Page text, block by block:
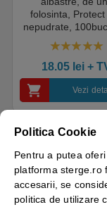
folosinta, Protect
nepudrate,
pentru medical,
saloane si
industrial, calitate
18.05 lei +
Vezi
Culoare verde
Politica Cookie
Pentru a putea
platforma sterge.ro
accesarii, se
politica de utilizare